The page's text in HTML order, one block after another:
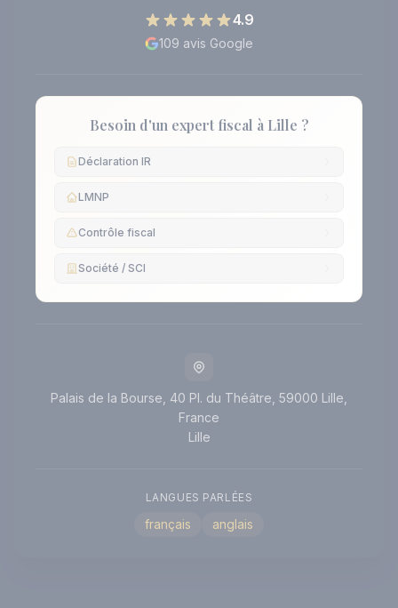
4.9
109 avis Google
Besoin d'un expert fiscal à Lille ?
Déclaration IR
LMNP
Contrôle fiscal
Société / SCI
Palais de la Bourse, 40 Pl. du Théâtre, 59000 Lille,
France
Lille
LANGUES PARLÉES
français anglais